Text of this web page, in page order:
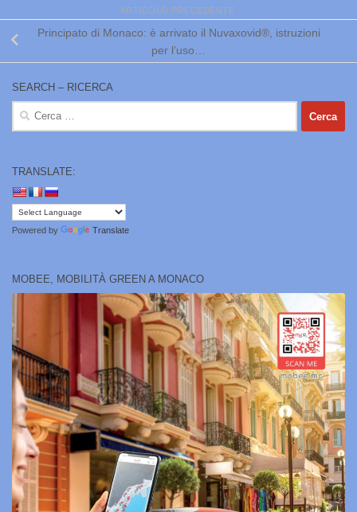
ARTICOLO PRECEDENTE
Principato di Monaco: è arrivato il Nuvaxovid®, istruzioni
per l’uso…
SEARCH – RICERCA
Ricerca
TRANSLATE:
Powered by Translate
MOBEE, MOBILITÀ GREEN A MONACO